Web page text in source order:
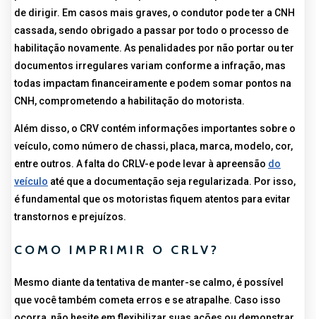
de dirigir. Em casos mais graves, o condutor pode ter a CNH
cassada, sendo obrigado a passar por todo o processo de
habilitação novamente. As penalidades por não portar ou ter
documentos irregulares variam conforme a infração, mas
todas impactam financeiramente e podem somar pontos na
CNH, comprometendo a habilitação do motorista.
Além disso, o CRV contém informações importantes sobre o
veículo, como número de chassi, placa, marca, modelo, cor,
entre outros. A falta do CRLV-e pode levar à apreensão do
veículo até que a documentação seja regularizada. Por isso,
é fundamental que os motoristas fiquem atentos para evitar
transtornos e prejuízos.
COMO IMPRIMIR O CRLV?
Mesmo diante da tentativa de manter-se calmo, é possível
que você também cometa erros e se atrapalhe. Caso isso